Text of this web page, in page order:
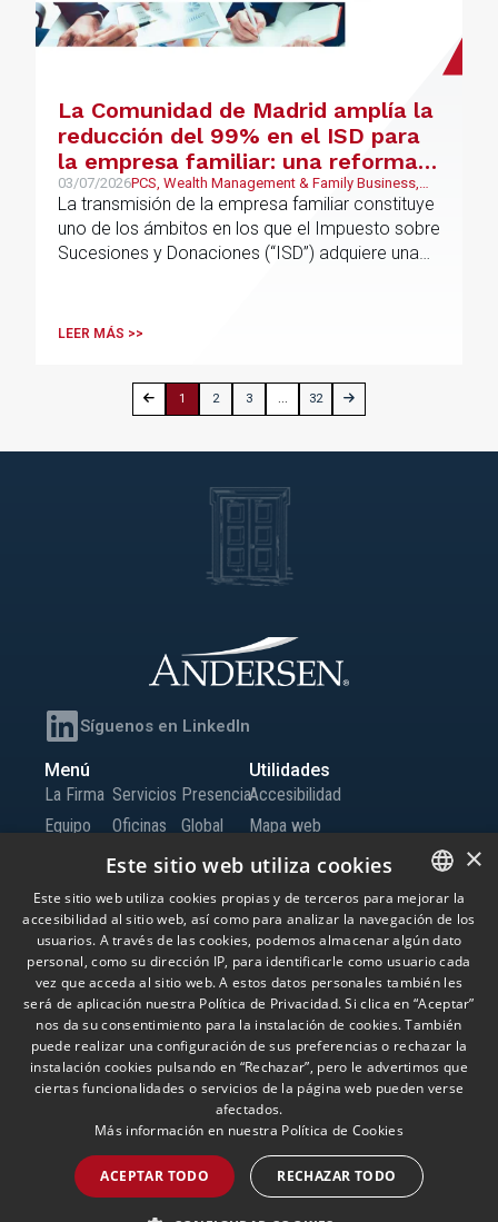
La Comunidad de Madrid amplía la
reducción del 99% en el ISD para
la empresa familiar: una reforma
que trasciende el núcleo familiar
03/07/2026PCS, Wealth Management & Family Business,
Fiscal
La transmisión de la empresa familiar constituye
uno de los ámbitos en los que el Impuesto sobre
Sucesiones y Donaciones (“ISD”) adquiere una
LEER MÁS >>
1 2 3 32
Síguenos en LinkedIn
Menú
La Firma
Equipo
Conocimiento
Servicios
Oficinas
Iberia
Globales
Presencia
Global
Trabaja
nosotros
Contacto
Utilidades
Accesibilidad
Mapa web
Canal de Información
© Andersen Tax LLC, Andersen Tax & Legal, S.L.P. y Andersen Tax & Legal Iberia,
S.L.P. Andersen Tax & Legal, S.L.P. y Andersen Tax & Legal Iberia, S.L.P. son las
firmas miembro españolas de Andersen Global, una ‘verein’ suiza compuesta
por firmas miembro que son entidades jurídicas independientes, localizadas
alrededor del mundo y que proporcionan servicios bajo su propio nombre o las
marcas “Andersen Tax” o “Andersen Tax & Legal”. Andersen Global no presta
servicios y no tiene responsabilidad sobre las acciones de otras firmas
miembro, que tampoco poseen responsabilidad por ninguna acción realizada
términos y condiciones. Por favor, lea los términos y condiciones, antes del uso de
ésta página web.
Aviso Legal Política de Privacidad
Política de Cookies
Política de Seguridad de la Información
SPANISH
ENGLISH
PORTUGUESE
×
Este sitio web utiliza cookies
Este sitio web utiliza cookies propias y de terceros para mejorar la
accesibilidad al sitio web, así como para analizar la navegación de los
usuarios. A través de las cookies, podemos almacenar algún dato
personal, como su dirección IP, para identificarle como usuario cada
vez que acceda al sitio web. A estos datos personales también les
será de aplicación nuestra Política de Privacidad. Si clica en “Aceptar”
nos da su consentimiento para la instalación de cookies. También
puede realizar una configuración de sus preferencias o rechazar la
instalación cookies pulsando en “Rechazar”, pero le advertimos que
ciertas funcionalidades o servicios de la página web pueden verse
afectados.
Más información en nuestra Política de Cookies
ACEPTAR TODO RECHAZAR TODO